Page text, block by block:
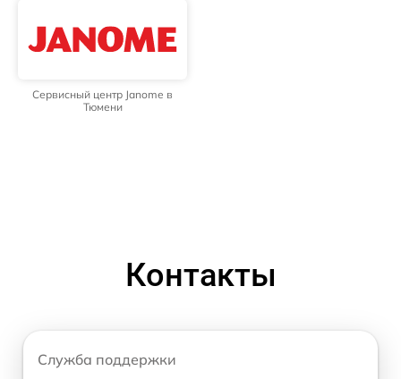
Сервисный центр Janome в
Тюмени
Контакты
Служба поддержки